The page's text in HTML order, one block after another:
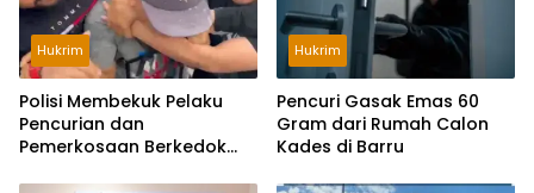
Hukrim
Polisi Membekuk Pelaku
Pencurian dan
Pemerkosaan Berkedok
Hukrim
Pencuri Gasak Emas 60
Gram dari Rumah Calon
Kades di Barru